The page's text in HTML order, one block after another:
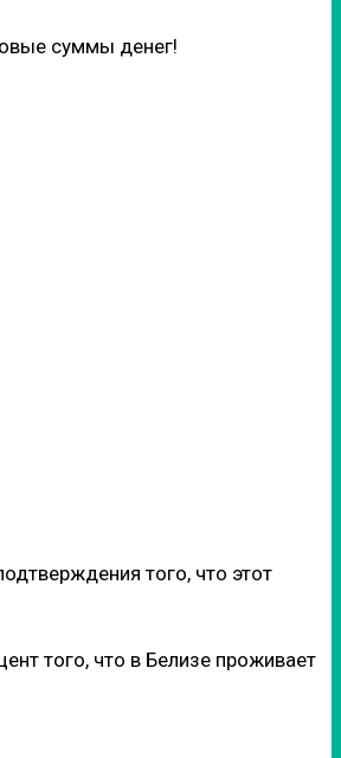
суммы денег!
того, что этот
того, что в Белизе проживает